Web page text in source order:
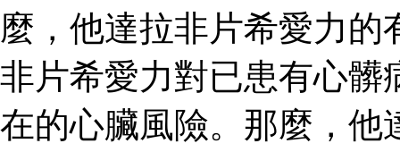
麼，他達拉非片希愛力
非片希愛力對已患有心髒
在的心臟風險。那麼，他